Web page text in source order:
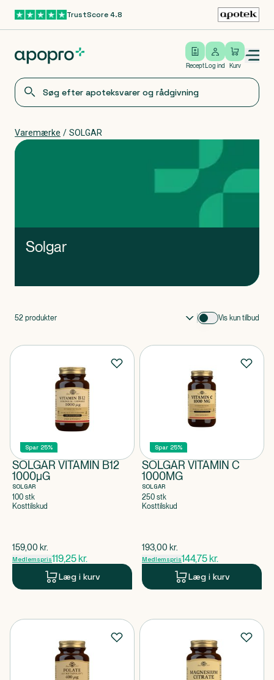
Gå til hovedindholdTrustScore 4.8
Recept
Log ind
Log ind Kurv
Open/close menu
Varemærke / SOLGAR
Solgar
52 produkter Vis kun tilbud
Spar 25%
SOLGAR VITAMIN B12
1000µG
SOLGAR
100 stk
Kosttilskud
$gammel pris
159,00 kr.
Medlemspris119,25 kr.
Læg i kurv
Spar 25%
SOLGAR VITAMIN C
1000MG
SOLGAR
250 stk
Kosttilskud
$gammel pris
193,00 kr.
Medlemspris144,75 kr.
Læg i kurv